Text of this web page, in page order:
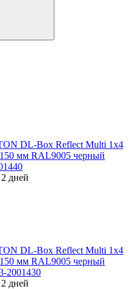
DL-Box Reflect Multi 1x4
мм RAL9005 черный
дней
DL-Box Reflect Multi 1x4
мм RAL9005 черный
2001430
дней